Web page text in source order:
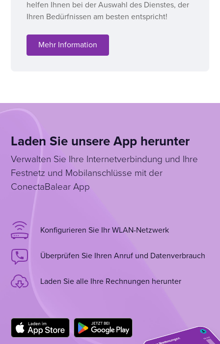
helfen Ihnen bei der Auswahl des Dienstes, der
Ihren Bedürfnissen am besten entspricht!
Mehr Information
Laden Sie unsere App herunter
Verwalten Sie Ihre Internetverbindung und Ihre
Festnetz und Mobilanschlüsse mit der
ConectaBalear App
Konfigurieren Sie Ihr WLAN-Netzwerk
Überprüfen Sie Ihren Anruf und Datenverbrauch
Laden Sie alle Ihre Rechnungen herunter